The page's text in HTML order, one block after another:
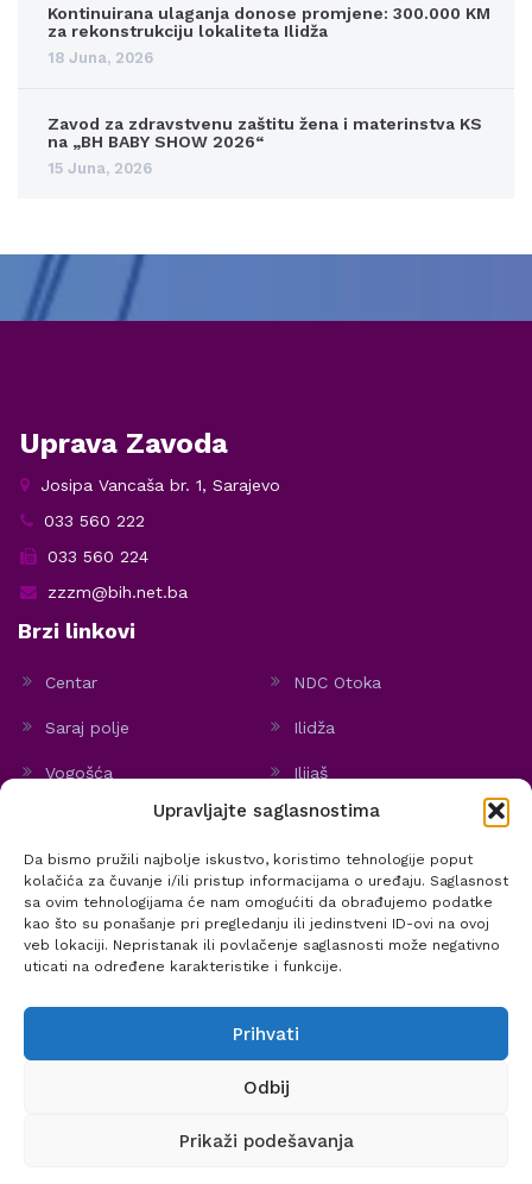
Upravljajte saglasnostima
Da bismo pružili najbolje iskustvo, koristimo tehnologije poput
kolačića za čuvanje i/ili pristup informacijama o uređaju. Saglasnost
sa ovim tehnologijama će nam omogućiti da obrađujemo podatke
kao što su ponašanje pri pregledanju ili jedinstveni ID-ovi na ovoj
veb lokaciji. Nepristanak ili povlačenje saglasnosti može negativno
uticati na određene karakteristike i funkcije.
Prihvati
Odbij
Prikaži podešavanja
Kontinuirana ulaganja donose promjene: 300.000 KM
za rekonstrukciju lokaliteta Ilidža
18 Juna, 2026
Zavod za zdravstvenu zaštitu žena i materinstva KS
na „BH BABY SHOW 2026“
15 Juna, 2026
Uprava Zavoda
Josipa Vancaša br. 1, Sarajevo
033 560 222
033 560 224
zzzm@bih.net.ba
Brzi linkovi
Centar NDC Otoka
Saraj polje Ilidža
Vogošća Ilijaš
Stari Grad
Politika kolačića
@ 2020 Zavod za zdravstvenu zaštitu žena i materinstva KS | Sva prava
zadržana.
Sadržaj stranica J.U. ZZZM treba koristiti u informativne svrhe. On ne može zamijeniti
kakvu izravnu ili neizravnu štetu koja bi mogla proizići iz korištenja www.zzzm.ba, te za